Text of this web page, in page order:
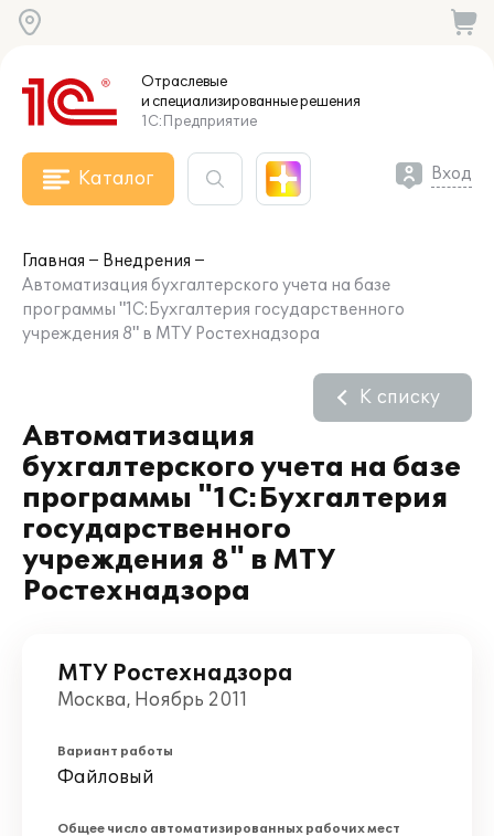
Отраслевые
и специализированныерешения
1С:Предприятие
Каталог Вход
Главная
Внедрения
Автоматизация бухгалтерского учета на базе
программы "1С:Бухгалтерия государственного
учреждения 8" в МТУ Ростехнадзора
Автоматизация
бухгалтерского учета на базе
программы "1С:Бухгалтерия
государственного
учреждения 8" в МТУ
Ростехнадзора
К списку
МТУ Ростехнадзора
Москва, Ноябрь 2011
Вариант работы
Файловый
Общее число автоматизированных рабочих мест